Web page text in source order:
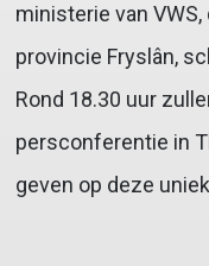
ministerie van
provincie Fryslân,
Rond 18.30 uur
persconferentie in
geven op deze